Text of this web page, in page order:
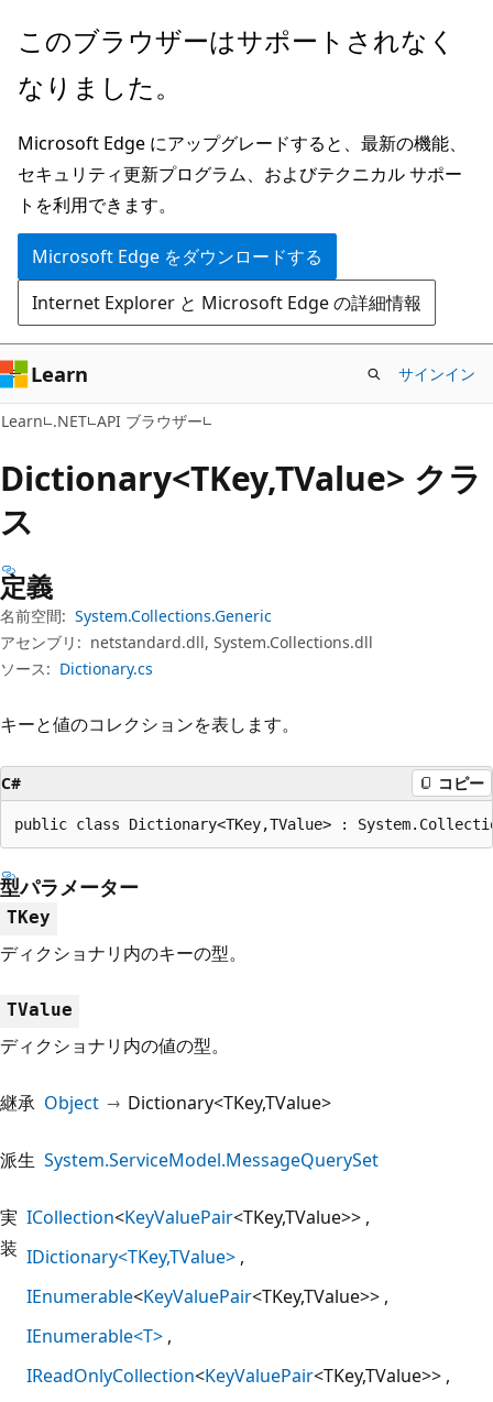
メ
ン
ン
テ
ン
ツ
に
ス
キ
ッ
プ
ペ
ジ
ナ
ビ
ゲ
ー
シ
ョ
ン
に
ス
キ
ッ
プ
このブラウザーはサポートされなく
なりました。
Microsoft Edge にアップグレードすると、最新の機能、
セキュリティ更新プログラム、およびテクニカル サポー
トを利用できます。
Microsoft Edge をダウンロードする
Internet Explorer と Microsoft Edge の詳細情報
Learn サインイン
Learn .NET API ブラウザー
Dictionary<TKey,TValue> クラ
ス
定義
名前空間: System.Collections.Generic
アセンブリ: netstandard.dll, System.Collections.dll
ソース: Dictionary.cs
キーと値のコレクションを表します。
C# コピー
public class Dictionary<TKey,TValue> :
型パラメーター
TKey
ディクショナリ内のキーの型。
TValue
ディクショナリ内の値の型。
継承 Object Dictionary<TKey,TValue>
派生 System.ServiceModel.MessageQuerySet
実
装
ICollection<KeyValuePair<TKey,TValue>>
IDictionary<TKey,TValue>
IEnumerable<KeyValuePair<TKey,TValue>>
IEnumerable<T>
IReadOnlyCollection<KeyValuePair<TKey,TValue>>